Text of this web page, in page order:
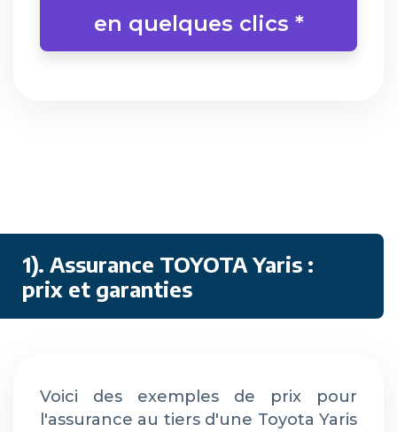
en quelques clics *
1). Assurance TOYOTA Yaris :
prix et garanties
Voici des exemples de prix pour
l'assurance au tiers d'une Toyota Yaris